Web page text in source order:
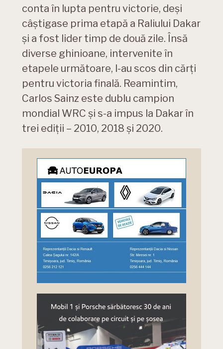
conta în lupta pentru victorie, deși
câştigase prima etapă a Raliului Dakar
şi a fost lider timp de două zile. Însă
diverse ghinioane, intervenite în
etapele următoare, l-au scos din cărţi
pentru victoria finală. Reamintim,
Carlos Sainz este dublu campion
mondial WRC și s-a impus la Dakar în
trei ediții – 2010, 2018 şi 2020.